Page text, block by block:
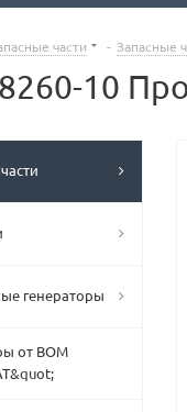
части - Запасные
10
генераторы
от ВОМ